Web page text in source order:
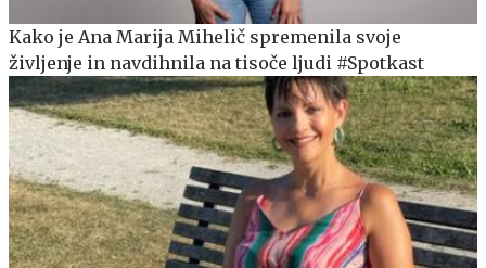
Kako je Ana Marija Mihelič spremenila svoje
življenje in navdihnila na tisoče ljudi #Spotkast